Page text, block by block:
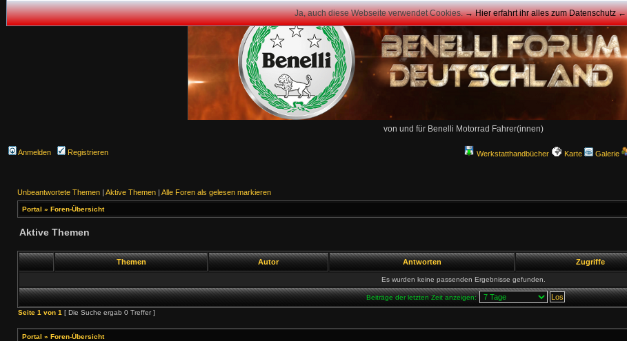
Ja, auch diese Webseite verwendet Cookies.→ Hier erfahrt ihr alles zum Datenschutz ←
von und für Benelli Motorrad Fahrer(innen)
Anmelden Registrieren Werkstatthandbücher Karte Galerie
Unbeantwortete Themen | Aktive Themen | Alle Foren als gelesen markieren
Portal » Foren-Übersicht
Aktive Themen
Themen Autor Antworten Zugriffe
Es wurden keine passenden Ergebnisse gefunden.
Beiträge der letzten Zeit anzeigen:
Seite 1 von 1 [ Die Suche ergab 0 Treffer ]
Portal » Foren-Übersicht